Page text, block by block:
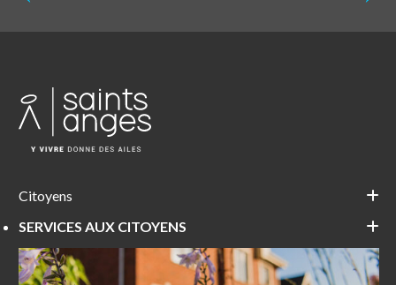
l'article
Citoyens
SERVICES AUX CITOYENS